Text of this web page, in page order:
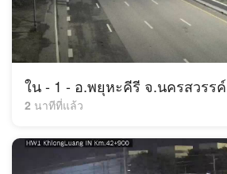
ใน - 1 - อ.พยุหะคีรี จ.นครสวรรค์
2 นาทีที่แล้ว